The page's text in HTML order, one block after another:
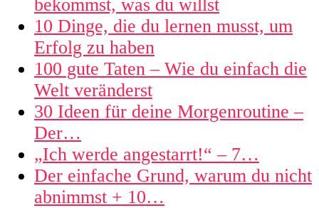
bekommst, was du willst
10 Dinge, die du lernen musst, um
Erfolg zu haben
100 gute Taten – Wie du einfach die
Welt veränderst
30 Ideen für deine Morgenroutine –
Der…
„Ich werde angestarrt!“ – 7…
Der einfache Grund, warum du nicht
abnimmst + 10…